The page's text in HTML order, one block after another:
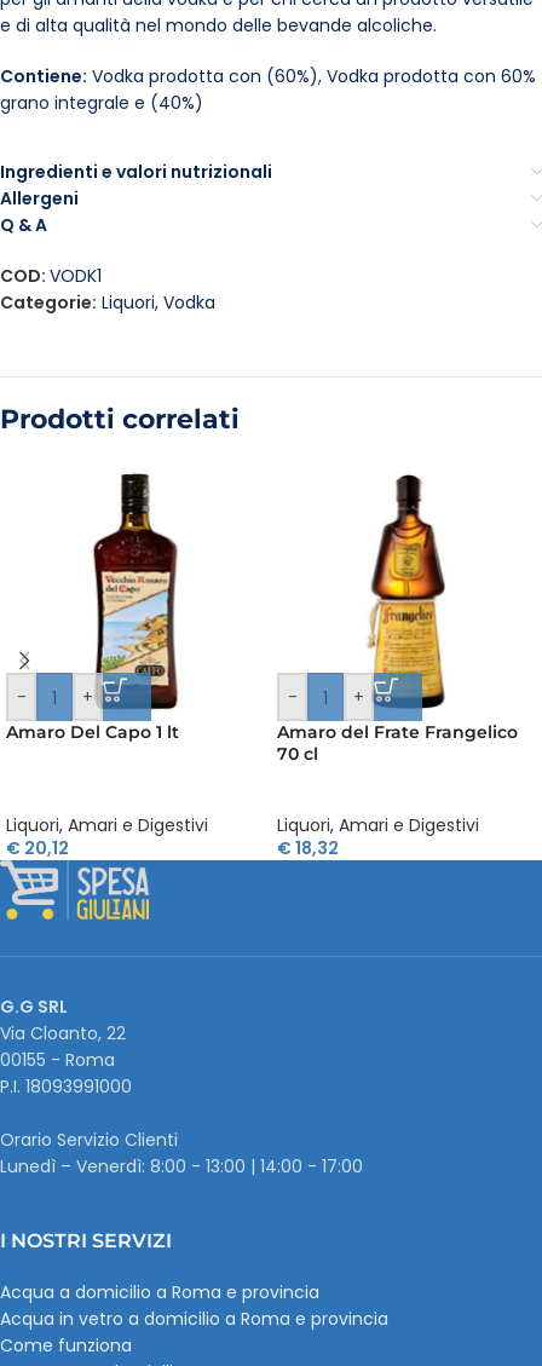
e di alta qualità nel mondo delle bevande alcoliche.
Contiene: Vodka prodotta con (60%), Vodka prodotta con 60%
grano integrale e (40%)
Ingredienti e valori nutrizionali
Allergeni
Q & A
COD: VODK1
Categorie: Liquori, Vodka
Prodotti correlati
- +
Amaro Del Capo 1 lt
Liquori, Amari e Digestivi
€ 20,12
- +
Amaro del Frate Frangelico
70 cl
Liquori, Amari e Digestivi
€18,32
G.G SRL
Via Cloanto, 22
00155 - Roma
P.I. ‭18093991000
Orario Servizio Clienti
Lunedì – Venerdì: 8:00 - 13:00 | 14:00 - 17:00
I NOSTRI SERVIZI
Acqua a domicilio a Roma e provincia
Acqua in vetro a domicilio a Roma e provincia
Come funziona